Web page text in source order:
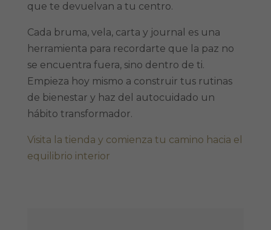
que te devuelvan a tu centro.
Cada bruma, vela, carta y journal es una
herramienta para recordarte que la paz no
se encuentra fuera, sino dentro de ti.
Empieza hoy mismo a construir tus rutinas
de bienestar y haz del autocuidado un
hábito transformador.
Visita la tienda y comienza tu camino hacia el
equilibrio interior